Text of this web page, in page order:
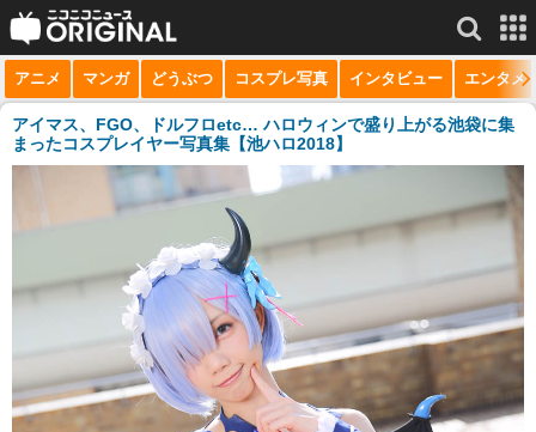
サービス一覧 もっと見る
niconico
生放送
ニュース
チャンネル
マンガ
ニコニコQ
アニメ マンガ どうぶつ コスプレ写真 インタビュー エンタメ
アイマス、FGO、ドルフロetc… ハロウィンで盛り上がる池袋に集
まったコスプレイヤー写真集【池ハロ2018】